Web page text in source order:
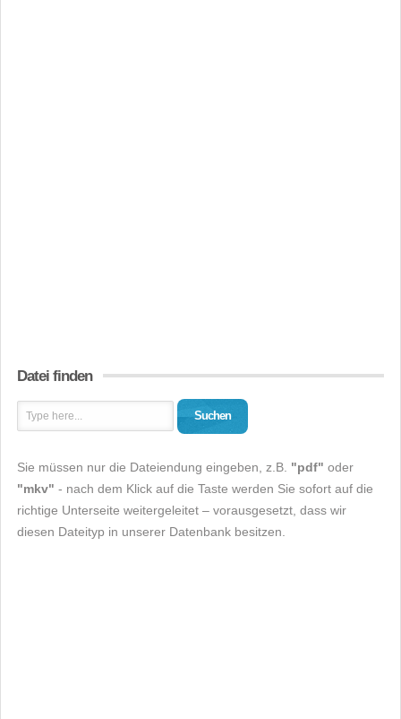
Datei finden
Suchen
Sie müssen nur die Dateiendung eingeben, z.B. "pdf" oder
"mkv" - nach dem Klick auf die Taste werden Sie sofort auf die
richtige Unterseite weitergeleitet – vorausgesetzt, dass wir
diesen Dateityp in unserer Datenbank besitzen.